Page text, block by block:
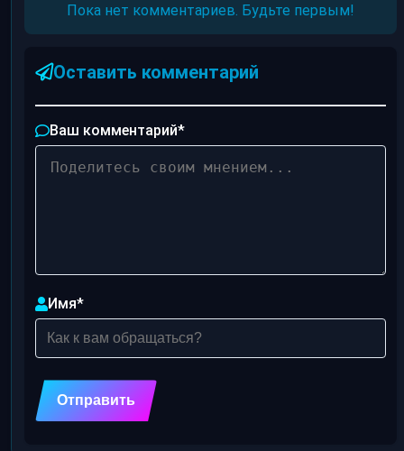
Пока нет комментариев. Будьте первым!
Оставить комментарий
Ваш комментарий*
Имя*